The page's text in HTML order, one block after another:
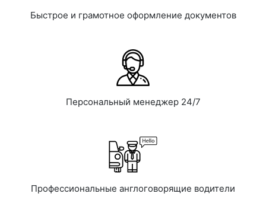
Быстрое и грамотное оформление документов
Персональный менеджер 24/7
Профессиональные англоговорящие водители